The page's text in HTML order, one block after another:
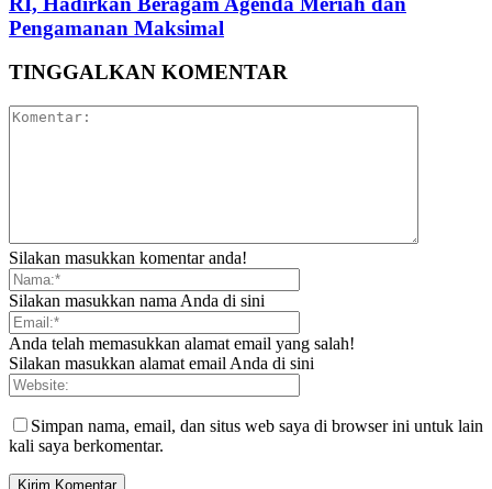
Pengamanan Maksimal
TINGGALKAN KOMENTAR
Silakan masukkan komentar anda!
Silakan masukkan nama Anda di sini
Anda telah memasukkan alamat email yang salah!
Silakan masukkan alamat email Anda di sini
Simpan nama, email, dan situs web saya di browser ini untuk lain
kali saya berkomentar.